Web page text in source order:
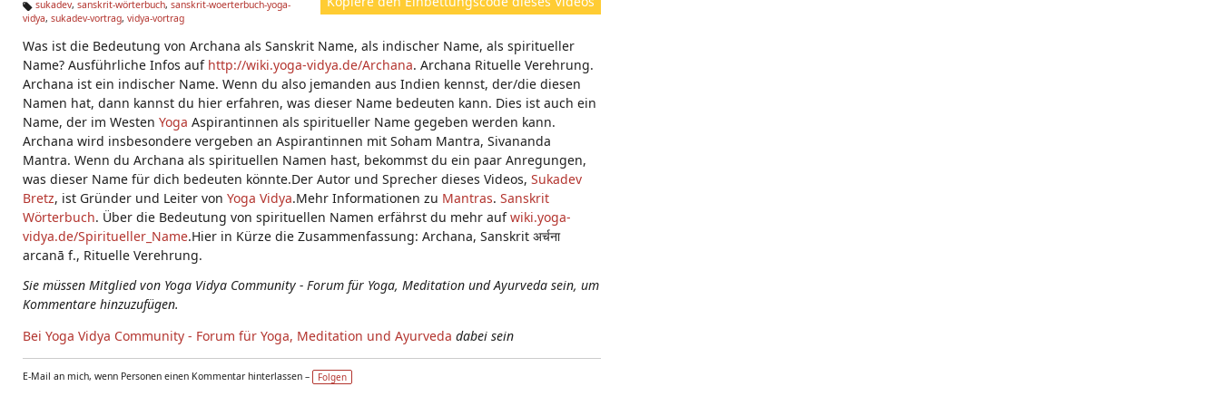
e
Ta
s:
sukadev, sanskrit-wörterbuch, sanskrit-woerterbuch-yoga-
vidya, sukadev-vortrag, vidya-vortrag
Was ist die Bedeutung von Archana als Sanskrit Name, als indischer Name, als spiritueller
Name? Ausführliche Infos auf http://wiki.yoga-vidya.de/Archana. Archana Rituelle Verehrung.
Archana ist ein indischer Name. Wenn du also jemanden aus Indien kennst, der/die diesen
Namen hat, dann kannst du hier erfahren, was dieser Name bedeuten kann. Dies ist auch ein
Name, der im Westen Yoga Aspirantinnen als spiritueller Name gegeben werden kann.
Archana wird insbesondere vergeben an Aspirantinnen mit Soham Mantra, Sivananda
Mantra. Wenn du Archana als spirituellen Namen hast, bekommst du ein paar Anregungen,
was dieser Name für dich bedeuten könnte.Der Autor und Sprecher dieses Videos, Sukadev
Bretz, ist Gründer und Leiter von Yoga Vidya.Mehr Informationen zu Mantras. Sanskrit
Wörterbuch. Über die Bedeutung von spirituellen Namen erfährst du mehr aufwiki.yoga-
vidya.de/Spiritueller_Name.Hier in Kürze die Zusammenfassung: Archana, Sanskrit अर्चना
arcanā f., Rituelle Verehrung.
Sie müssen Mitglied von Yoga Vidya Community - Forum für Yoga, Meditation und Ayurveda sein, um
Kommentare hinzuzufügen.
Bei Yoga Vidya Community - Forum für Yoga, Meditation und Ayurveda dabei sein
E-Mail an mich, wenn Personen einen Kommentar hinterlassen – Folgen